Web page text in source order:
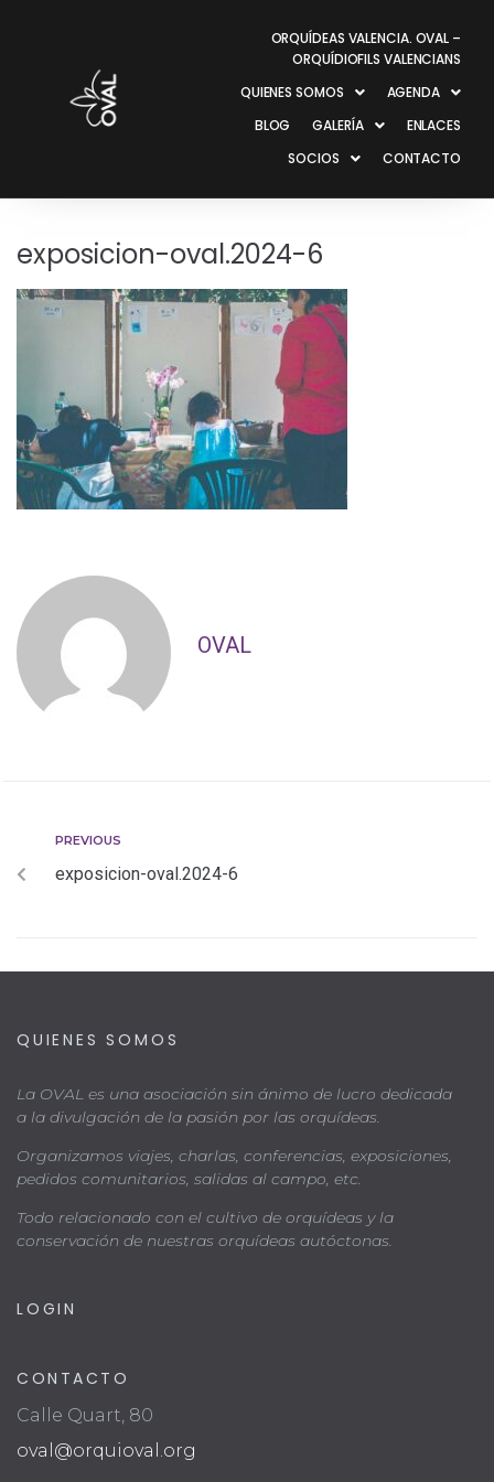
ORQUÍDEAS VALENCIA. OVAL –
ORQUÍDIOFILS VALENCIANS
QUIENES SOMOS
AGENDA
BLOG
GALERÍA
ENLACES
SOCIOS
CONTACTO
exposicion-oval.2024-6
OVAL
PREVIOUS
exposicion-oval.2024-6
QUIENES SOMOS
La OVAL es una asociación sin ánimo de lucro dedicada
a la divulgación de la pasión por las orquídeas.
Organizamos viajes, charlas, conferencias, exposiciones,
pedidos comunitarios, salidas al campo, etc.
Todo relacionado con el cultivo de orquídeas y la
conservación de nuestras orquídeas autóctonas.
LOGIN
CONTACTO
Calle Quart, 80
oval@orquioval.org